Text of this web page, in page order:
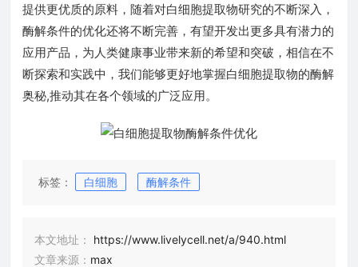
提供更优质的原料，随着对白细胞提取物研究的不断深入，
酶解条件的优化还将不断完善，有望开发出更多具有潜力的
应用产品，为人类健康事业带来新的希望和突破，相信在不
断探索和实践中，我们能够更好地掌握白细胞提取物的酶解
奥秘,推动其在各个领域的广泛应用。
标签： 白细胞 酶解条件
本文地址：
https://www.livelycell.net/a/940.html
文章来源： max